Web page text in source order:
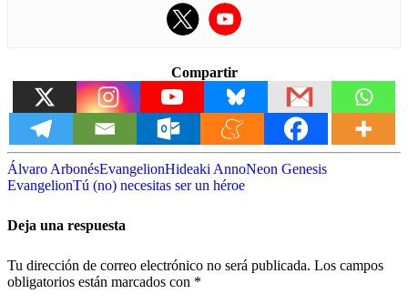
Compartir
Álvaro ArbonésEvangelionHideaki AnnoNeon Genesis
EvangelionTú (no) necesitas ser un héroe
Deja una respuesta
Tu dirección de correo electrónico no será publicada. Los campos
obligatorios están marcados con *